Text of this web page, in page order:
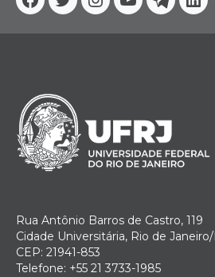
Facebook
TwitterInstagram
YouTube
Rua Antônio Barros de Castro, 119
Cidade Universitária, Rio de Janeiro/
CEP: 21941-853
Telefone: +55 21 3733-1985